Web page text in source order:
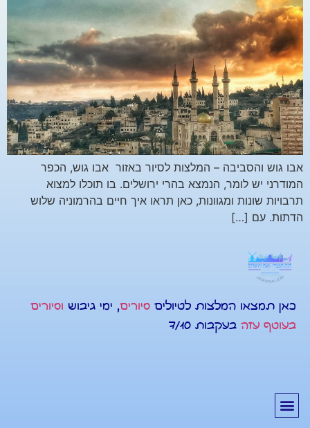
אבו גוש והסביבה – המלצות לסיור באזור אבו גוש, הכפר
המודרני יש לומר, הנמצא בהרי ירושלים. בו תוכלו למצוא
תרבויות שונות ומגוונות, כאן תראו איך חיים בהרמוניה שלוש
הדתות. עם […]
כאן תמצאו המלצות לטיולים סיורים, ימי גיבוש וסיורים
בעוטף עזה בעקבות 7/10